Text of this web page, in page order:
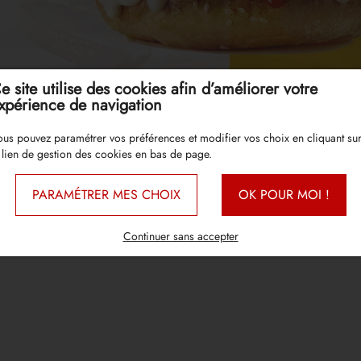
site utilise des cookies afin d’améliorer votre
de navigation
pouvez paramétrer vos préférences et modifier vos choix en cliquant sur
de gestion des cookies en bas de page.
PARAMÉTRER MES CHOIX OK POUR MOI !
Continuer sans accepter